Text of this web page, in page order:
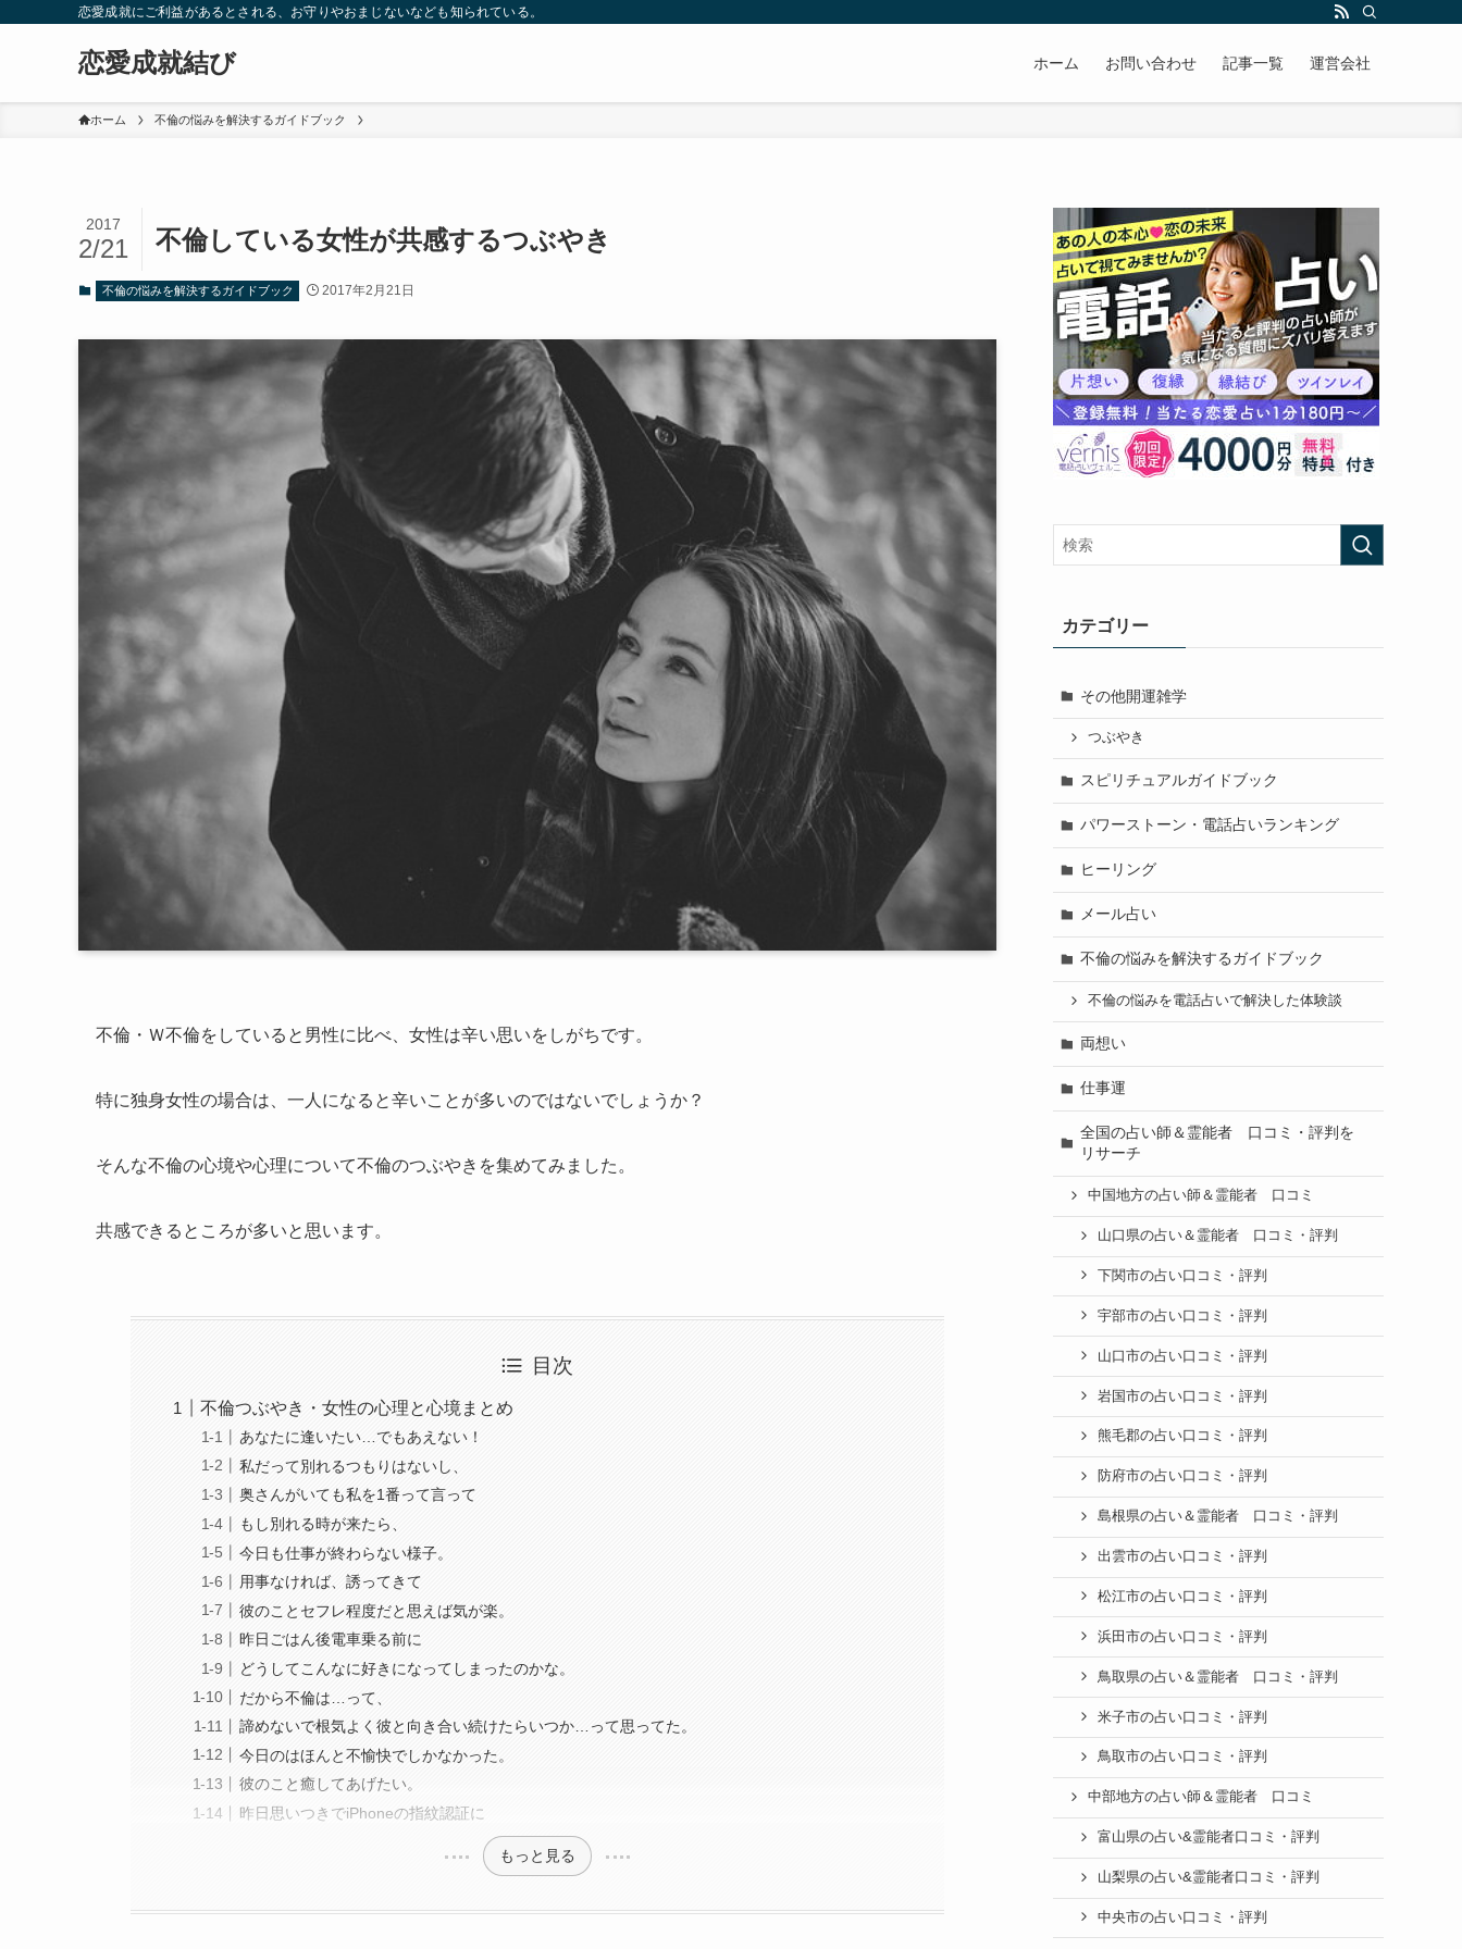
恋愛成就にご利益があるとされる、お守りやおまじないなども知られている。
恋愛成就結び ホーム お問い合わせ 記事一覧 運営会社
ホーム 不倫の悩みを解決するガイドブック
不倫している女性が共感するつぶやき
2017
2/21
不倫の悩みを解決するガイドブック 2017年2月21日
不倫・Ｗ不倫をしていると男性に比べ、女性は辛い思いをしがちです。
特に独身女性の場合は、一人になると辛いことが多いのではないでしょうか？
そんな不倫の心境や心理について不倫のつぶやきを集めてみました。
共感できるところが多いと思います。
目次
不倫つぶやき・女性の心理と心境まとめ
あなたに逢いたい…でもあえない！
私だって別れるつもりはないし、
奥さんがいても私を1番って言って
もし別れる時が来たら、
今日も仕事が終わらない様子。
用事なければ、誘ってきて
彼のことセフレ程度だと思えば気が楽。
昨日ごはん後電車乗る前に
どうしてこんなに好きになってしまったのかな。
だから不倫は…って、
諦めないで根気よく彼と向き合い続けたらいつか…って思ってた。
今日のはほんと不愉快でしかなかった。
彼のこと癒してあげたい。
昨日思いつきでiPhoneの指紋認証に
もっと見る
カテゴリー
その他開運雑学
つぶやき
スピリチュアルガイドブック
パワーストーン・電話占いランキング
ヒーリング
メール占い
不倫の悩みを解決するガイドブック
不倫の悩みを電話占いで解決した体験談
両想い
仕事運
全国の占い師＆霊能者 口コミ・評判を
リサーチ
中国地方の占い師＆霊能者 口コミ
山口県の占い＆霊能者 口コミ・評判
下関市の占い口コミ・評判
宇部市の占い口コミ・評判
山口市の占い口コミ・評判
岩国市の占い口コミ・評判
熊毛郡の占い口コミ・評判
防府市の占い口コミ・評判
島根県の占い＆霊能者 口コミ・評判
出雲市の占い口コミ・評判
松江市の占い口コミ・評判
浜田市の占い口コミ・評判
鳥取県の占い＆霊能者 口コミ・評判
米子市の占い口コミ・評判
鳥取市の占い口コミ・評判
中部地方の占い師＆霊能者 口コミ
富山県の占い&霊能者口コミ・評判
山梨県の占い&霊能者口コミ・評判
中央市の占い口コミ・評判